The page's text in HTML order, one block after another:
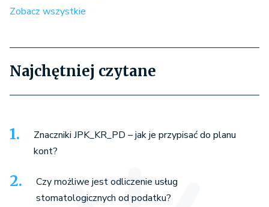
Zobacz wszystkie
Najchętniej czytane
Znaczniki JPK_KR_PD – jak je przypisać do planu
kont?
Czy możliwe jest odliczenie usług
stomatologicznych od podatku?